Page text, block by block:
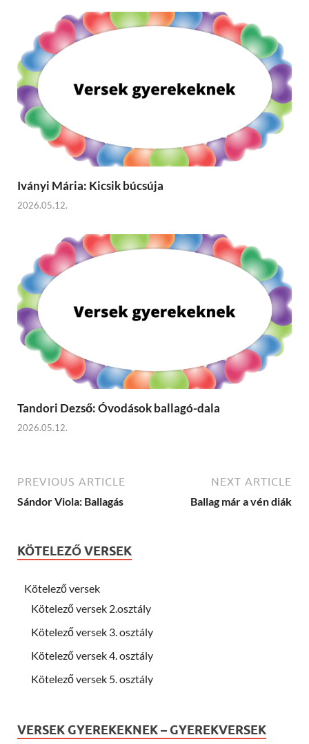
Iványi Mária: Kicsik búcsúja
2026.05.12.
Tandori Dezső: Óvodások ballagó-dala
2026.05.12.
PREVIOUS ARTICLE
Sándor Viola: Ballagás
NEXT ARTICLE
Ballag már a vén diák
KÖTELEZŐ VERSEK
Kötelező versek
Kötelező versek 2.osztály
Kötelező versek 3. osztály
Kötelező versek 4. osztály
Kötelező versek 5. osztály
VERSEK GYEREKEKNEK – GYEREKVERSEK